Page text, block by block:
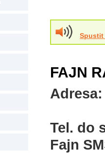
Spustit
FAJN
Adresa:
Tel. do
Fajn